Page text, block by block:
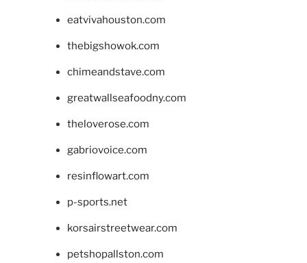
eatvivahouston.com
thebigshowok.com
chimeandstave.com
greatwallseafoodny.com
theloverose.com
gabriovoice.com
resinflowart.com
p-sports.net
korsairstreetwear.com
petshopallston.com